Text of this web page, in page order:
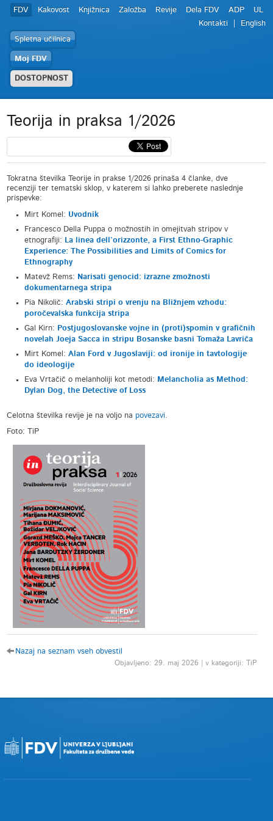
FDV Kakovost Knjižnica Založba Revije Dela FDV ADP
UL
Kontakti
English
Spletna učilnica
Moj FDV
DOSTOPNOST
Teorija in praksa 1/2026
Tokratna številka Teorije in prakse 1/2026 prinaša 4 članke, dve
recenziji ter tematski sklop, v katerem si lahko preberete naslednje
prispevke:
Mirt Komel: Uvodnik
Francesco Della Puppa o možnostih in omejitvah stripov v
etnografiji: La linea dell’orizzonte, a First Ethno-Graphic
Experience: The Possibilities and Limits of Comics for
Ethnography
Matevž Rems: Narisati genocid: izrazne zmožnosti
dokumentarnega stripa
Pia Nikolič:Arabski stripi o vrenju na Bližnjem vzhodu:
poročevalska funkcija stripa
Gal Kirn: Postjugoslovanske vojne in (proti)spomin v grafičnih
novelah Joeja Sacca in stripu Bosanske basni Tomaža Lavriča
Mirt Komel: Alan Ford v Jugoslaviji: od ironije in tavtologije
do ideologije
Eva Vrtačič o melanholiji kot metodi: Melancholia as Method:
Dylan Dog, the Detective of Loss
Celotna številka revije je na voljo na povezavi.
Foto: TiP
Nazaj na seznam vseh obvestil
Objavljeno: 29. maj 2026 | v kategoriji: TiP